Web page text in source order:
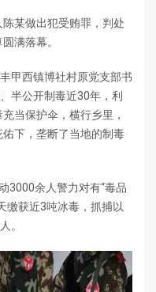
陈某做出犯受贿罪，判处
满落幕。
甲西镇博社村原党支部书
半公开制毒近30年，利
当保护伞，横行乡里，
下，垄断了当地的制毒
3000余人警力对有“毒品
缴获近3吨冰毒，抓捕以
。